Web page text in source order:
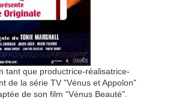
tant que productrice-réalisatrice-
de la série TV "Vénus et Appolon"
de son film "Vénus Beauté".